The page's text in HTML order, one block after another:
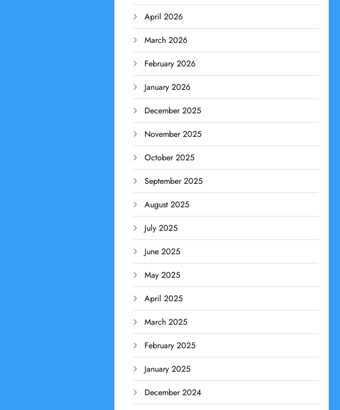
April 2026
March 2026
February 2026
January 2026
December 2025
November 2025
October 2025
September 2025
August 2025
July 2025
June 2025
May 2025
April 2025
March 2025
February 2025
January 2025
December 2024